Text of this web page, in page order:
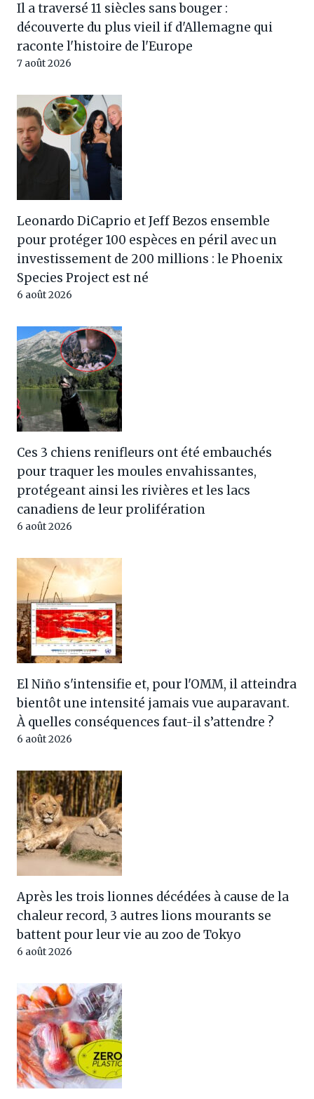
Il a traversé 11 siècles sans bouger :
découverte du plus vieil if d'Allemagne qui
raconte l'histoire de l'Europe
7 août 2026
Leonardo DiCaprio et Jeff Bezos ensemble
pour protéger 100 espèces en péril avec un
investissement de 200 millions : le Phoenix
Species Project est né
6 août 2026
Ces 3 chiens renifleurs ont été embauchés
pour traquer les moules envahissantes,
protégeant ainsi les rivières et les lacs
canadiens de leur prolifération
6 août 2026
El Niño s'intensifie et, pour l'OMM, il atteindra
bientôt une intensité jamais vue auparavant.
À quelles conséquences faut-il s’attendre ?
6 août 2026
Après les trois lionnes décédées à cause de la
chaleur record, 3 autres lions mourants se
battent pour leur vie au zoo de Tokyo
6 août 2026